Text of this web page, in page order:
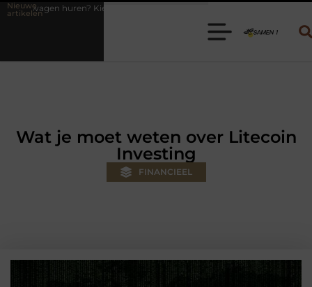
Nieuwe
artikelen
de juiste aanhanger voor jouw klus
Wat je moet weten over Litecoin
Investing
FINANCIEEL